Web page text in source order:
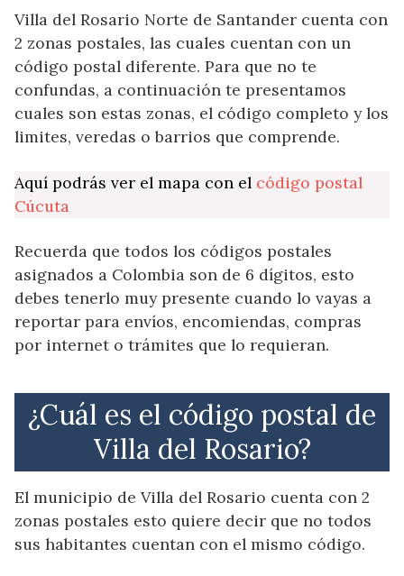
Villa del Rosario Norte de Santander cuenta con
2 zonas postales, las cuales cuentan con un
código postal diferente. Para que no te
confundas, a continuación te presentamos
cuales son estas zonas, el código completo y los
limites, veredas o barrios que comprende.
Aquí podrás ver el mapa con el código postal
Cúcuta
Recuerda que todos los códigos postales
asignados a Colombia son de 6 dígitos, esto
debes tenerlo muy presente cuando lo vayas a
reportar para envíos, encomiendas, compras
por internet o trámites que lo requieran.
¿Cuál es el código postal de
Villa del Rosario?
El municipio de Villa del Rosario cuenta con 2
zonas postales esto quiere decir que no todos
sus habitantes cuentan con el mismo código.